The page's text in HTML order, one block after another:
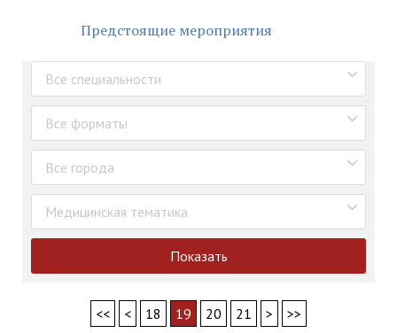
Предстоящие мероприятия
Все специальности
Все форматы
Все города
Медицинская тематика
Показать
<< < 18 19 20 21 > >>